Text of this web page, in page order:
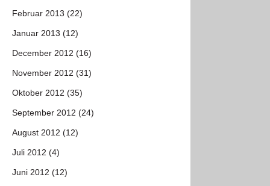
Februar 2013 (22)
Januar 2013 (12)
December 2012 (16)
November 2012 (31)
Oktober 2012 (35)
September 2012 (24)
August 2012 (12)
Juli 2012 (4)
Juni 2012 (12)